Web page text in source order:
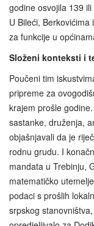
godine osvojila 139
U Bileći,
za funkcije u
Složeni konteksti i
Poučeni tim
pripreme za
krajem prošle
sastanke, druženja,
objašnjavali da je
rodnu grudu. I
mandata u Trebinju,
matematičko
podaci s prošlih
srpskog